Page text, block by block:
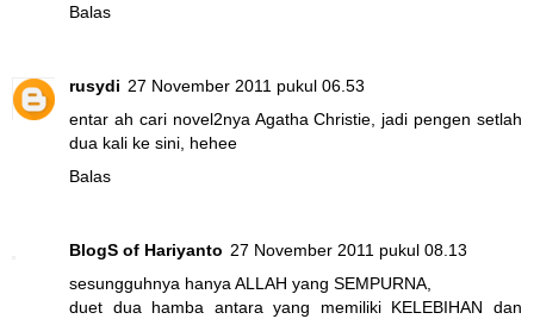
Balas
rusydi 27 November 2011 pukul 06.53
entar ah cari novel2nya Agatha Christie, jadi pengen setlah
dua kali ke sini, hehee
Balas
BlogS of Hariyanto 27 November 2011 pukul 08.13
sesungguhnya hanya ALLAH yang SEMPURNA,
duet dua hamba antara yang memiliki KELEBIHAN dan